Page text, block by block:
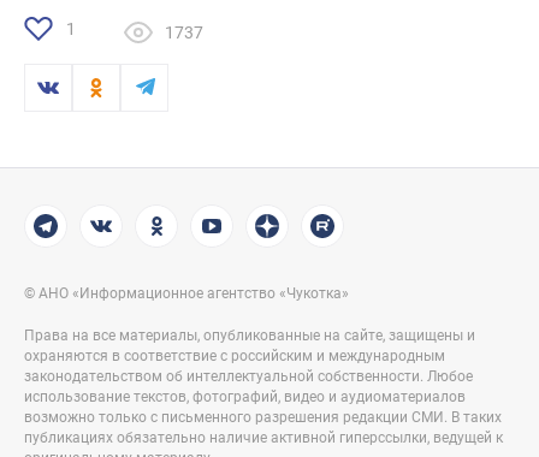
1 1737
© АНО «Информационное агентство «Чукотка»
Права на все материалы, опубликованные на сайте, защищены и
охраняются в соответствие с российским и международным
законодательством об интеллектуальной собственности. Любое
использование текстов, фотографий, видео и аудиоматериалов
возможно только с письменного разрешения редакции СМИ. В таких
публикациях обязательно наличие активной гиперссылки, ведущей к